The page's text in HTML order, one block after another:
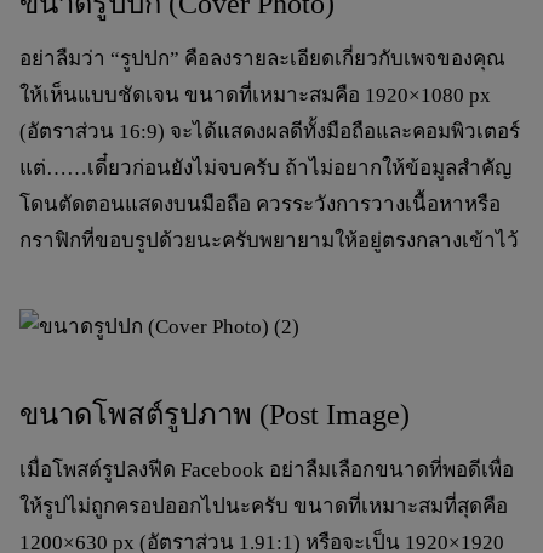
อย่าลืมว่า “รูปปก” คือลงรายละเอียดเกี่ยวกับเพจของคุณ
ให้เห็นแบบชัดเจน ขนาดที่เหมาะสมคือ 1920×1080 px
(อัตราส่วน 16:9) จะได้แสดงผลดีทั้งมือถือและคอมพิวเตอร์
แต่……เดี๋ยวก่อนยังไม่จบครับ ถ้าไม่อยากให้ข้อมูลสำคัญ
โดนตัดตอนแสดงบนมือถือ ควรระวังการวางเนื้อหาหรือ
กราฟิกที่ขอบรูปด้วยนะครับพยายามให้อยู่ตรงกลางเข้าไว้
ขนาดโพสต์รูปภาพ (Post Image)
เมื่อโพสต์รูปลงฟีด Facebook อย่าลืมเลือกขนาดที่พอดีเพื่อ
ให้รูปไม่ถูกครอปออกไปนะครับ ขนาดที่เหมาะสมที่สุดคือ
1200×630 px (อัตราส่วน 1.91:1) หรือจะเป็น 1920×1920